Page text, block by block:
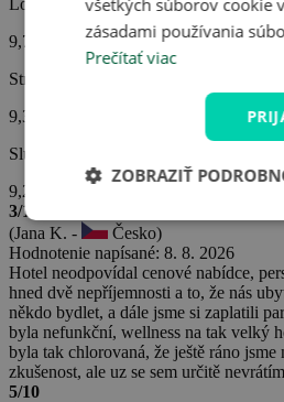
9,7
Strava
9,3
Služby hotela
9,2
3/10
(Jana K. -
Česko)
Hodnotenie napísané: 8. 8. 2026
Hotel neodpovídal cenové nabídce,
hned dvě nepříjemnosti a to, že nás
někdo bydlet, a dále jsme si zaplatili
byla nefunkční, wellness na tak velký
byla tak chlorovaná, že ještě ráno
zkušenost, ale uz se sem určitě
5/10
všetkých súborov cookie
zásadami používania
Prečítať viac
ZOBRAZIŤ